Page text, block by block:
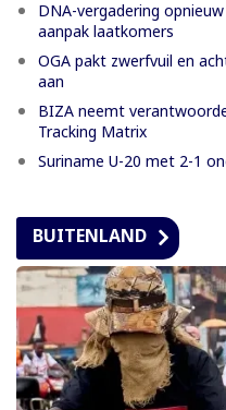
DNA-vergadering
aanpak laatkomers
OGA pakt zwerfvuil en
aan
BIZA neemt
Tracking Matrix
Suriname U-20 met 2-1
BUITENLAND